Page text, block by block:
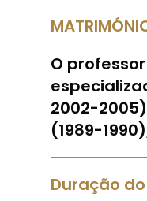
O
2002-
(1989-
Duração